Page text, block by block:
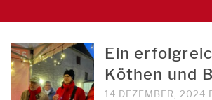
Ein
Köthen und
14 DEZEMBER, 2024